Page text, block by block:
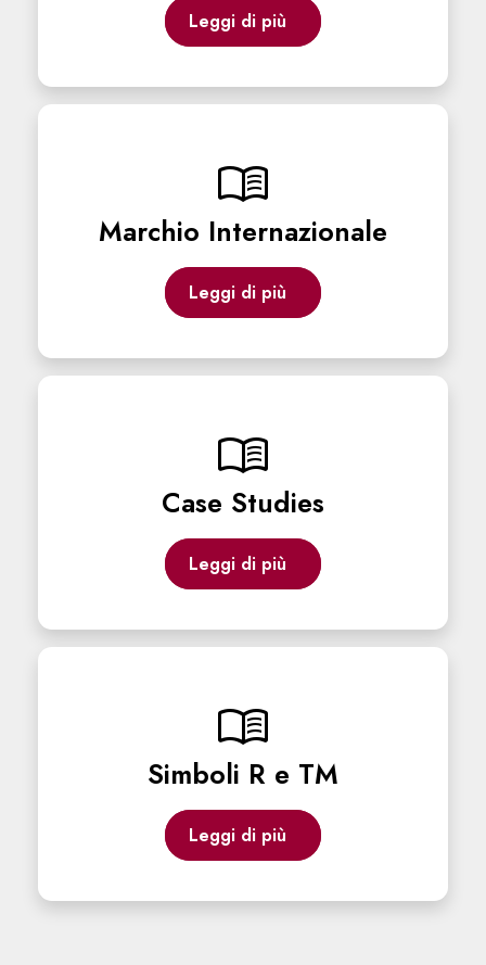
Leggi di più
menu_book
Marchio Internazionale
Leggi di più
menu_book
Case Studies
Leggi di più
menu_book
Simboli R e TM
Leggi di più